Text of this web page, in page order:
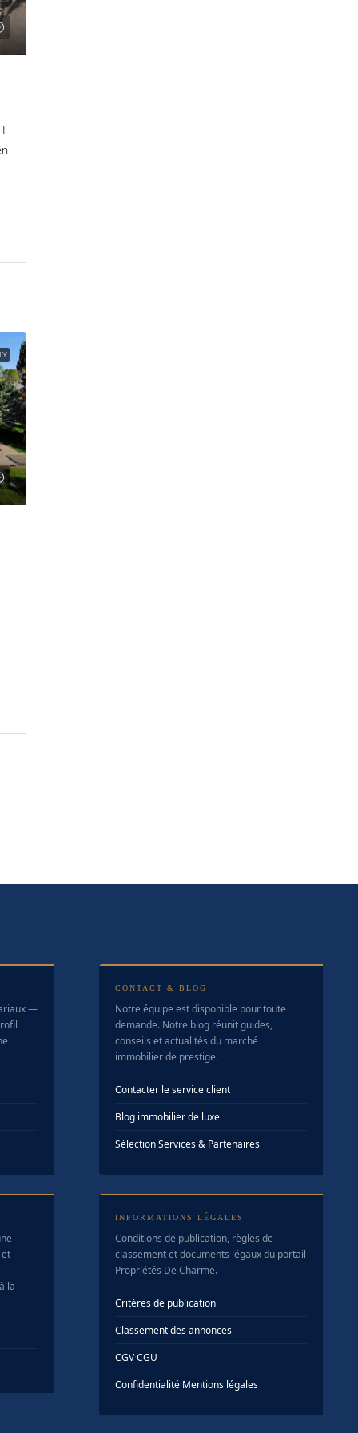
—
—
la
CONTACT & BLOG
Notre équipe est disponible pour toute
demande. Notre blog réunit guides,
conseils et actualités du marché
immobilier de prestige.
Contacter le service client
Blog immobilier de luxe
Sélection Services & Partenaires
INFORMATIONS LÉGALES
Conditions de publication, règles de
classement et documents légaux du portail
Propriétés De Charme.
Critères de publication
Classement des annonces
CGV·CGU
Confidentialité·Mentions légales